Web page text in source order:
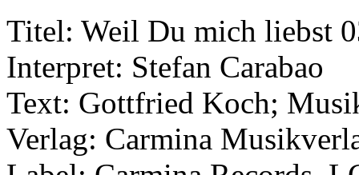
Titel: Weil Du mich liebst
Interpret: Stefan Carabao
Text: Gottfried Koch;
Verlag: Carmina